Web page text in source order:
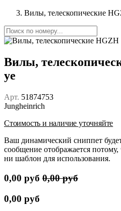
Вилы, телескопические
Вилы,
ye
Арт. 51874753
Jungheinrich
Стоимость и наличие уточняйте
Ваш динамический сниппет
сообщение отображается
ни шаблон для использования.
0,00 руб 0,00руб
0,00 руб